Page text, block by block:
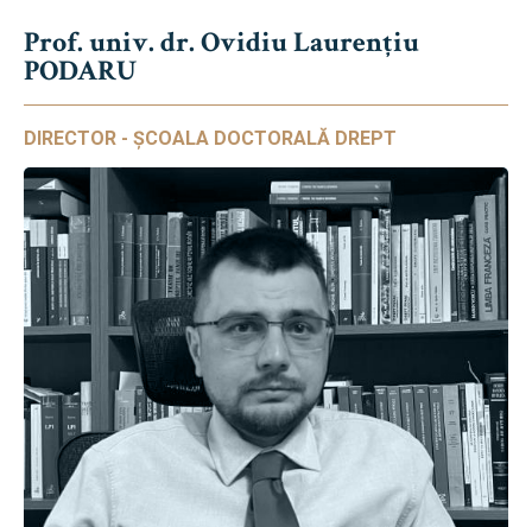
Prof. univ. dr. Ovidiu Laurențiu
PODARU
DIRECTOR - ȘCOALA DOCTORALĂ DREPT